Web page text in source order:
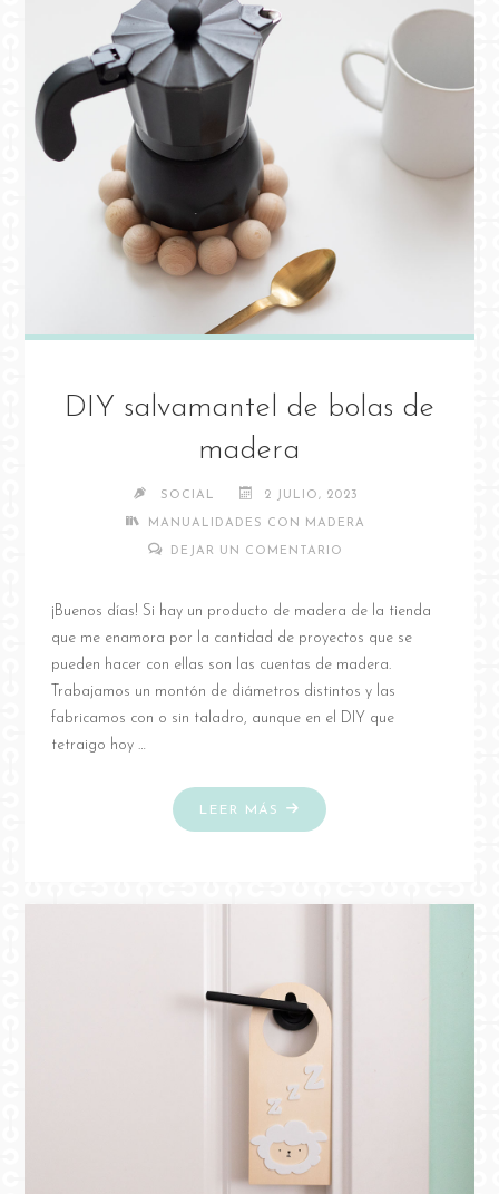
DIY salvamantel de bolas de
madera
SOCIAL 2 JULIO, 2023
MANUALIDADES CON MADERA
DEJAR UN COMENTARIO
¡Buenos días! Si hay un producto de madera de la tienda
que me enamora por la cantidad de proyectos que se
pueden hacer con ellas son las cuentas de madera.
Trabajamos un montón de diámetros distintos y las
fabricamos con o sin taladro, aunque en el DIY que
tetraigo hoy …
LEER MÁS
"DIY
SALVAMANTEL